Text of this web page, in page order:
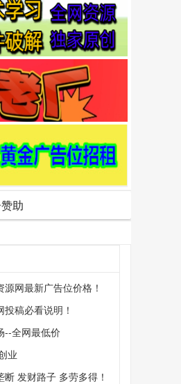
助
源网最新广告位价格！
投稿必看说明！
--全网最低价
业
断 发财路子 多劳多得！